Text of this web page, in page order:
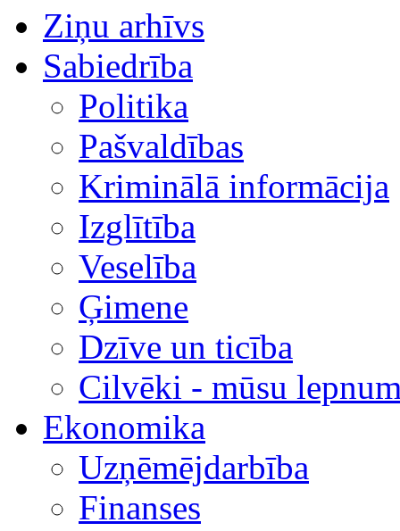
Ziņu arhīvs
Sabiedrība
Politika
Pašvaldības
Kriminālā informācija
Izglītība
Veselība
Ģimene
Dzīve un ticība
Cilvēki - mūsu
Ekonomika
Uzņēmējdarbība
Finanses